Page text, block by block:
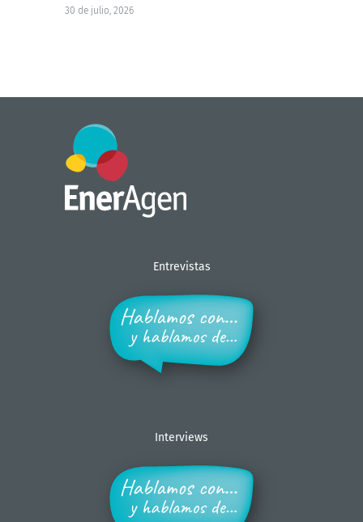
30 de julio, 2026
Entrevistas
Interviews